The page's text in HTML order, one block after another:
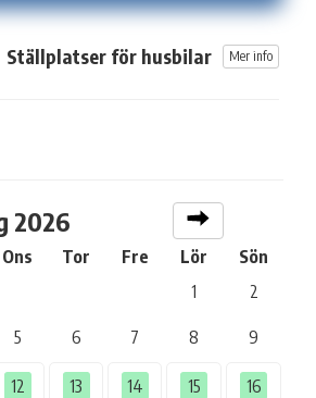
Ställplatser för husbilar Mer info
2026
Ons Tor Fre Lör
Sön
1 2
5 6 7 8 9
12 13 14 15 16